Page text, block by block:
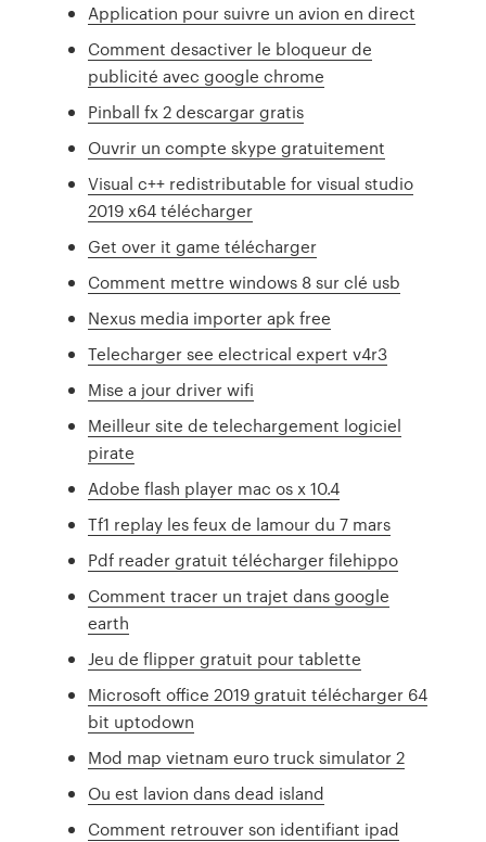
Application pour suivre un avion en direct
Comment desactiver le bloqueur de
publicité avec google chrome
Pinball fx 2 descargar gratis
Ouvrir un compte skype gratuitement
Visual c++ redistributable for visual studio
2019 x64 télécharger
Get over it game télécharger
Comment mettre windows 8 sur clé usb
Nexus media importer apk free
Telecharger see electrical expert v4r3
Mise a jour driver wifi
Meilleur site de telechargement logiciel
pirate
Adobe flash player mac os x 10.4
Tf1 replay les feux de lamour du 7 mars
Pdf reader gratuit télécharger filehippo
Comment tracer un trajet dans google
earth
Jeu de flipper gratuit pour tablette
Microsoft office 2019 gratuit télécharger 64
bit uptodown
Mod map vietnam euro truck simulator 2
Ou est lavion dans dead island
Comment retrouver son identifiant ipad